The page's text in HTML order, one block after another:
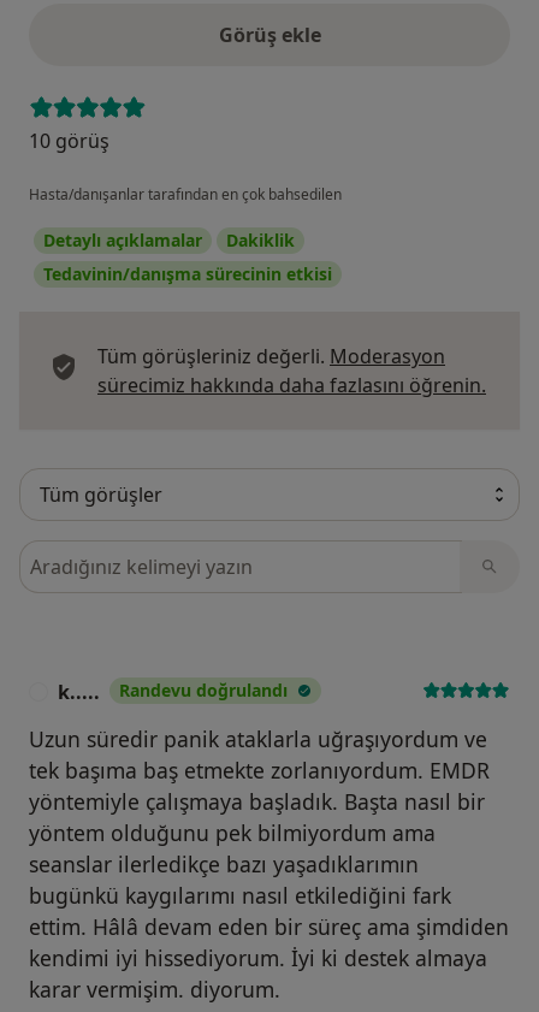
Görüş ekle
10 görüş
Hasta/danışanlar tarafından en çok bahsedilen
Detaylı açıklamalar
Dakiklik
Tedavinin/danışma sürecinin etkisi
Tüm görüşleriniz değerli. Moderasyon
sürecimiz hakkında daha fazlasını öğrenin.
Görüşler içerisinde ara
k..... Randevu doğrulandı
Uzun süredir panik ataklarla uğraşıyordum ve
tek başıma baş etmekte zorlanıyordum. EMDR
yöntemiyle çalışmaya başladık. Başta nasıl bir
yöntem olduğunu pek bilmiyordum ama
seanslar ilerledikçe bazı yaşadıklarımın
bugünkü kaygılarımı nasıl etkilediğini fark
ettim. Hâlâ devam eden bir süreç ama şimdiden
kendimi iyi hissediyorum. İyi ki destek almaya
karar vermişim. diyorum.